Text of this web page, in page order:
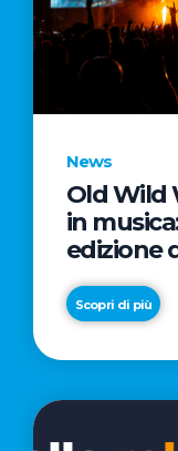
News
Old Wild
in
edizione
Radio
Scopri di più